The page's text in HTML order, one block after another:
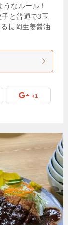
なルール！
と普通で3玉
長岡生姜醤油
+1